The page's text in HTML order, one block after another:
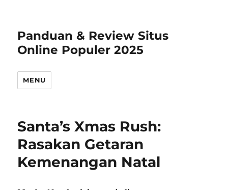
Panduan & Review Situs
Online Populer 2025
MENU
Santa’s Xmas Rush:
Rasakan Getaran
Kemenangan Natal